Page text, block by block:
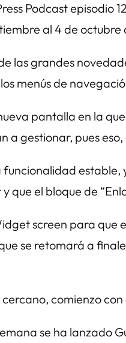
Podcast episodio
al 4 de octubre
las grandes
menús de
pantalla en la
a gestionar, pues
el bloque de
screen para
se retomará a
comienzo
se ha lanzado